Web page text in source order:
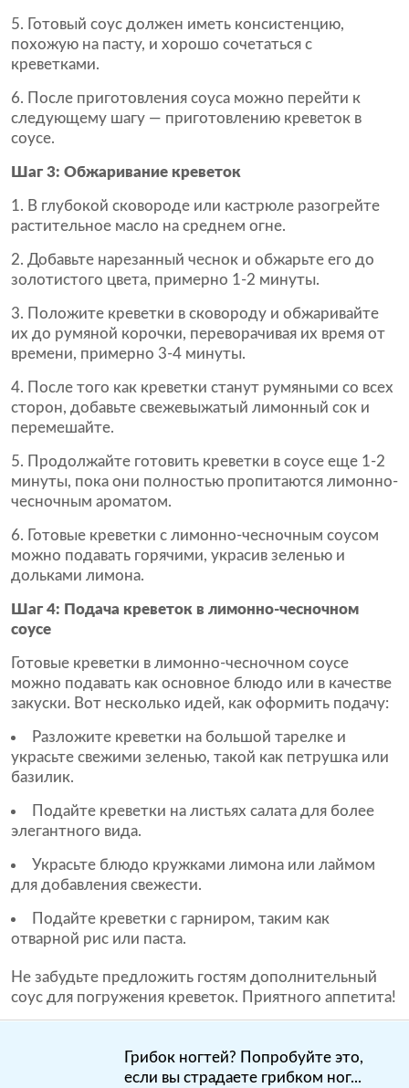
5. Готовый соус должен иметь консистенцию,
похожую на пасту, и хорошо сочетаться с
креветками.
6. После приготовления соуса можно перейти к
следующему шагу — приготовлению креветок в
соусе.
Шаг 3: Обжаривание креветок
1. В глубокой сковороде или кастрюле разогрейте
растительное масло на среднем огне.
2. Добавьте нарезанный чеснок и обжарьте его до
золотистого цвета, примерно 1-2 минуты.
3. Положите креветки в сковороду и обжаривайте
их до румяной корочки, переворачивая их время от
времени, примерно 3-4 минуты.
4. После того как креветки станут румяными со всех
сторон, добавьте свежевыжатый лимонный сок и
перемешайте.
5. Продолжайте готовить креветки в соусе еще 1-2
минуты, пока они полностью пропитаются лимонно-
чесночным ароматом.
6. Готовые креветки с лимонно-чесночным соусом
можно подавать горячими, украсив зеленью и
дольками лимона.
Шаг 4: Подача креветок в лимонно-чесночном
соусе
Готовые креветки в лимонно-чесночном соусе
можно подавать как основное блюдо или в качестве
закуски. Вот несколько идей, как оформить подачу:
Разложите креветки на большой тарелке и
украсьте свежими зеленью, такой как петрушка или
базилик.
Подайте креветки на листьях салата для более
элегантного вида.
Украсьте блюдо кружками лимона или лаймом
для добавления свежести.
Подайте креветки с гарниром, таким как
отварной рис или паста.
Не забудьте предложить гостям дополнительный
соус для погружения креветок. Приятного аппетита!
Грибок ногтей? Попробуйте это,
если вы страдаете грибком ног...